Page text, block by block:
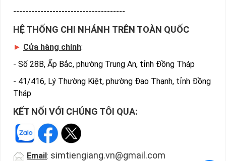
-------------------------------------
HỆ THỐNG CHI NHÁNH TRÊN TOÀN QUỐC
► Cửa hàng chính:
- Số 28B, Ấp Bắc, phường Trung An, tỉnh Đồng Tháp
- 41/416, Lý Thường Kiệt, phường Đạo Thạnh, tỉnh Đồng
Tháp
KẾT NỐI VỚI CHÚNG TÔI QUA:
Email : simtiengiang.vn@gmail.com